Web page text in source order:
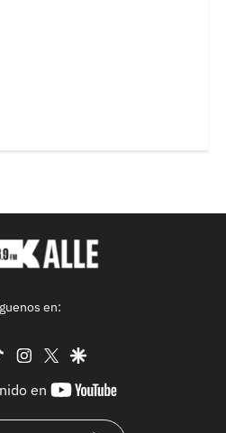
en:
tiktok instagram
twittergoogle
en
youtube-